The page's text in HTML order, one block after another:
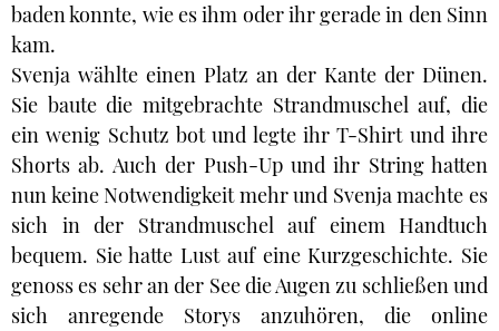
baden konnte, wie es ihm oder ihr gerade in den Sinn
kam.
Svenja wählte einen Platz an der Kante der Dünen.
Sie baute die mitgebrachte Strandmuschel auf, die
ein wenig Schutz bot und legte ihr T-Shirt und ihre
Shorts ab. Auch der Push-Up und ihr String hatten
nun keine Notwendigkeit mehr und Svenja machte es
sich in der Strandmuschel auf einem Handtuch
bequem. Sie hatte Lust auf eine Kurzgeschichte. Sie
genoss es sehr an der See die Augen zu schließen und
sich anregende Storys anzuhören, die online